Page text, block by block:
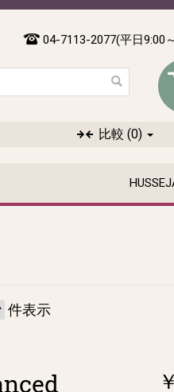
04-7113-2077(平日9:00
比較 (0)
件表示